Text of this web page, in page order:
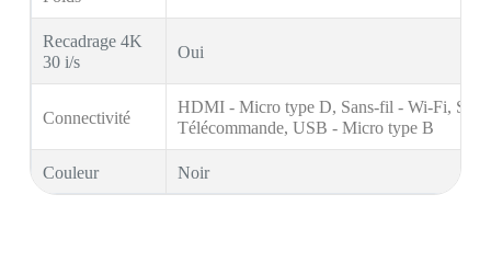
Recadrage 4K
30 i/s
Oui
Connectivité
HDMI - Micro type D, Sans-fil - Wi-Fi, Son
Télécommande, USB - Micro type B
Couleur Noir